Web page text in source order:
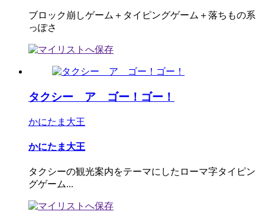
ブロック崩しゲーム＋タイピングゲーム＋落ちもの系
っぽさ
タクシー ア ゴー！ゴー！
かにたま大王
かにたま大王
タクシーの観光案内をテーマにしたローマ字タイピン
グゲーム...